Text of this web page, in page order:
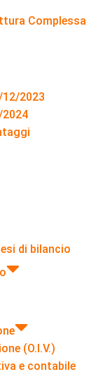
Complessa
2023
di bilancio
(O.I.V.)
e contabile